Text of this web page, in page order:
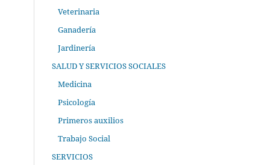
Veterinaria
Ganadería
Jardinería
SALUD Y SERVICIOS SOCIALES
Medicina
Psicología
Primeros auxilios
Trabajo Social
SERVICIOS